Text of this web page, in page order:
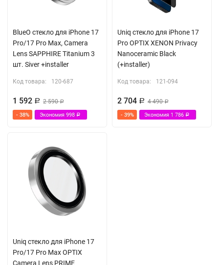
BlueO стекло для iPhone 17
Pro/17 Pro Max, Camera
Lens SAPPHIRE Titanium 3
шт. Siver +installer
Код товара: 120-687
1 592 Р 2 590Р
- 38% Экономия 998 Р
Uniq стекло для iPhone 17
Pro OPTIX XENON Privacy
Nanoceramic Black
(+installer)
Код товара: 121-094
2 704 Р 4 490Р
- 39% Экономия 1 786 Р
Uniq стекло для iPhone 17
Pro/17 Pro Max OPTIX
Camera Lens PRIME